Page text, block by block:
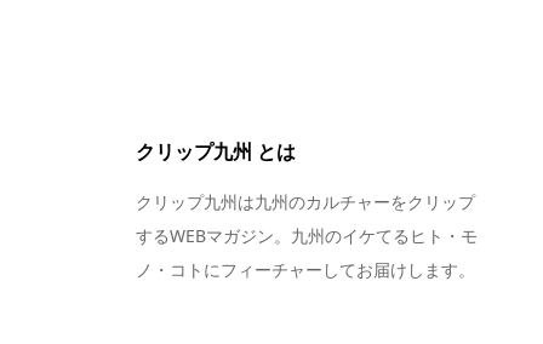
クリップ九州 とは
クリップ九州は九州のカルチャーをクリップ
するWEBマガジン。九州のイケてるヒト・モ
ノ・コトにフィーチャーしてお届けします。